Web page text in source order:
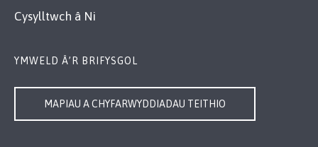
Cysylltwch â Ni
YMWELD Â’R BRIFYSGOL
MAPIAU A CHYFARWYDDIADAU TEITHIO